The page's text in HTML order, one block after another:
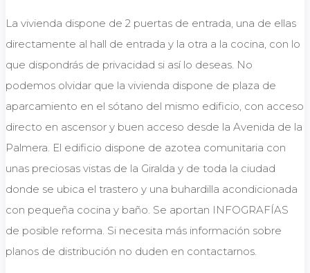
La vivienda dispone de 2 puertas de entrada, una de ellas
directamente al hall de entrada y la otra a la cocina, con lo
que dispondrás de privacidad si así lo deseas. No
podemos olvidar que la vivienda dispone de plaza de
aparcamiento en el sótano del mismo edificio, con acceso
directo en ascensor y buen acceso desde la Avenida de la
Palmera. El edificio dispone de azotea comunitaria con
unas preciosas vistas de la Giralda y de toda la ciudad
donde se ubica el trastero y una buhardilla acondicionada
con pequeña cocina y baño. Se aportan INFOGRAFÍAS
de posible reforma. Si necesita más información sobre
planos de distribución no duden en contactarnos.